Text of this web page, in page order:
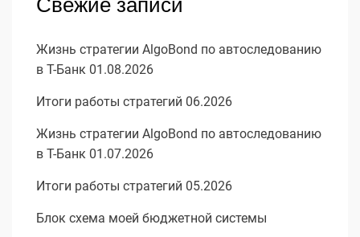
Жизнь стратегии AlgoBond по автоследованию
в Т-Банк 01.08.2026
Итоги работы стратегий 06.2026
Жизнь стратегии AlgoBond по автоследованию
в Т-Банк 01.07.2026
Итоги работы стратегий 05.2026
Блок схема моей бюджетной системы